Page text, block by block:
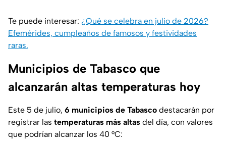
Te puede interesar: ¿Qué se celebra en julio de 2026?
Efemérides, cumpleaños de famosos y festividades
raras.
Municipios de Tabasco que
alcanzarán altas temperaturas hoy
Este 5 de julio, 6 municipios de Tabasco destacarán por
registrar las temperaturas más altas del día, con valores
que podrían alcanzar los 40 °C: